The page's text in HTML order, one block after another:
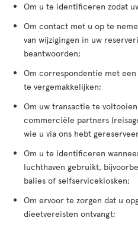
Om u te identificeren zodat
Om contact met u op te
van wijzigingen in uw
beantwoorden;
Om correspondentie met
te vergemakkelijken;
Om uw transactie te
commerciële partners
wie u via ons hebt
Om u te identificeren
luchthaven gebruikt,
balies of selfservicekiosken;
Om ervoor te zorgen dat u
dieetvereisten ontvangt;